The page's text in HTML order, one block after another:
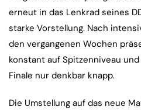
erneut in das Lenkrad seines
starke Vorstellung. Nach
den vergangenen Wochen
konstant auf Spitzenniveau
Finale nur denkbar knapp.
Die Umstellung auf das neue